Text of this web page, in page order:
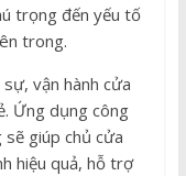
trọng đến yếu tố
trong.
vận hành cửa
Ứng dụng công
sẽ giúp chủ cửa
hiệu quả, hỗ trợ